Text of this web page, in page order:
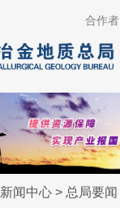
合作者
新闻中心 > 总局要闻